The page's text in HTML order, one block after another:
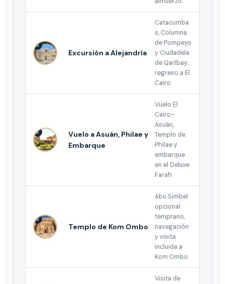
3
Excursión a Alejandría
Catacumba
s, Columna
de Pompeyo
y Ciudadela
de Qaitbay;
regreso a El
Cairo.
4
Vuelo a Asuán, Philae y
Embarque
Vuelo El
Cairo–
Asuán,
Templo de
Philae y
embarque
en el Deluxe
Farah.
5
Templo de Kom Ombo
Abu Simbel
opcional
temprano,
navegación
y visita
incluida a
Kom Ombo.
Visita de